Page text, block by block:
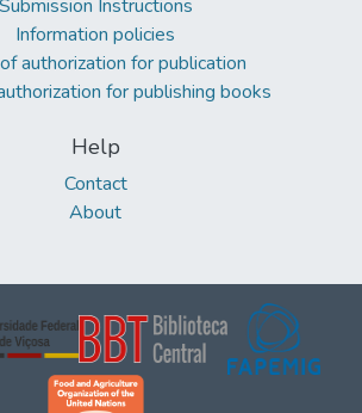
Submission Instructions
Information policies
authorization for publication
for publishing books
Help
Contact
About